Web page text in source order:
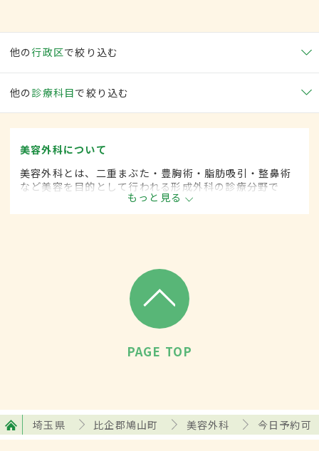
他の行政区で絞り込む
他の 診療科目で絞り込む
美容外科について
美容外科とは、二重まぶた・豊胸術・脂肪吸引・整鼻術
など美容を目的として行われる形成外科の診療分野で
もっと見る
PAGE TOP
埼玉県 比企郡鳩山町 美容外科 今日予約可